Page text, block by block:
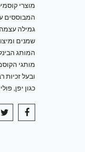
מוצרי
המבוססים
גמילה
שמנים
המותג
מותגי
ובעל זכיות
כגון יפן,